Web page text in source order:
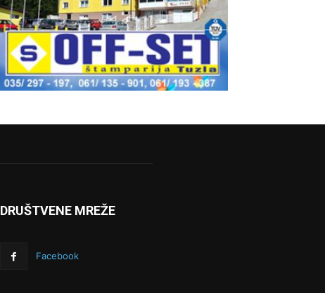
DRUŠTVENE MREŽE
Facebook